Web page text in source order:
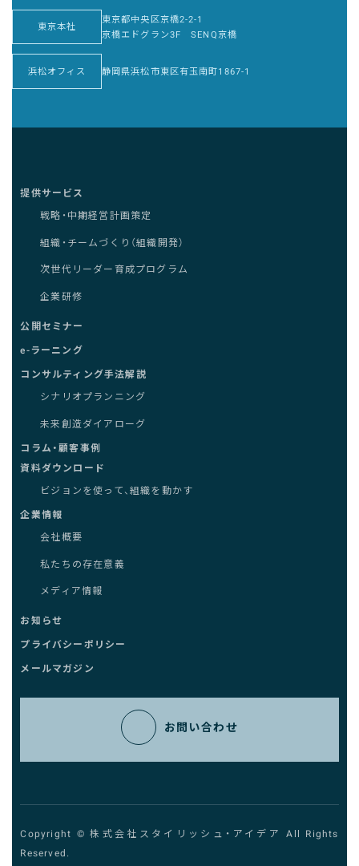
東京本社
東京都中央区京橋2-2-1
京橋エドグラン3F SENQ京橋
浜松オフィス 静岡県浜松市東区有玉南町1867-1
提供サービス
戦略・中期経営計画策定
組織・チームづくり（組織開発）
次世代リーダー育成プログラム
企業研修
公開セミナー
e-ラーニング
コンサルティング手法解説
シナリオプランニング
未来創造ダイアローグ
コラム・顧客事例
資料ダウンロード
ビジョンを使って、組織を動かす
企業情報
会社概要
私たちの存在意義
メディア情報
お知らせ
プライバシーポリシー
メールマガジン
お問い合わせ
Copyright © 株式会社スタイリッシュ・アイデア All Rights
Reserved.